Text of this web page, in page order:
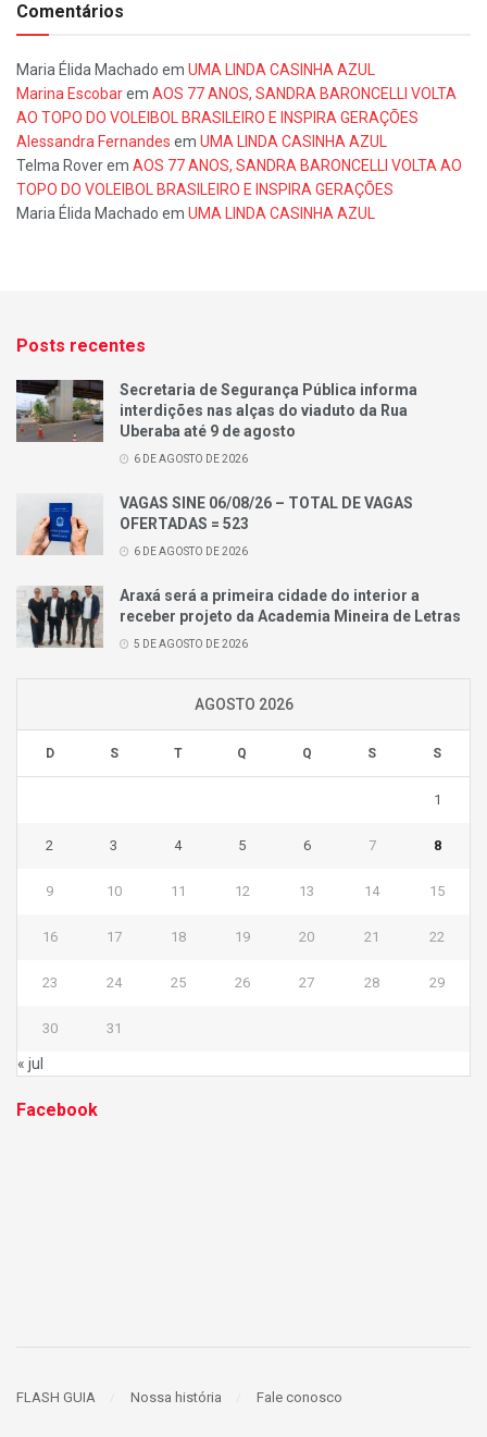
Comentários
Maria Élida Machado em UMA LINDA CASINHA AZUL
Marina Escobarem AOS 77 ANOS, SANDRA BARONCELLI VOLTA
AO TOPO DO VOLEIBOL BRASILEIRO E INSPIRA GERAÇÕES
Alessandra Fernandes em UMA LINDA CASINHA AZUL
Telma Roverem AOS 77 ANOS, SANDRA BARONCELLI VOLTA AO
TOPO DO VOLEIBOL BRASILEIRO E INSPIRA GERAÇÕES
Maria Élida Machado em UMA LINDA CASINHA AZUL
Posts recentes
Secretaria de Segurança Pública informa
interdições nas alças do viaduto da Rua
Uberaba até 9 de agosto
6 DE AGOSTO DE 2026
VAGAS SINE 06/08/26 – TOTAL DE VAGAS
OFERTADAS = 523
6 DE AGOSTO DE 2026
Araxá será a primeira cidade do interior a
receber projeto da Academia Mineira de Letras
5 DE AGOSTO DE 2026
AGOSTO 2026
D S T Q Q S S
1
2 3 4 5 6 7 8
9 10 11 12 13 14 15
16 17 18 19 20 21 22
23 24 25 26 27 28 29
30 31
« jul
Facebook
FLASH GUIA Nossa história Fale conosco